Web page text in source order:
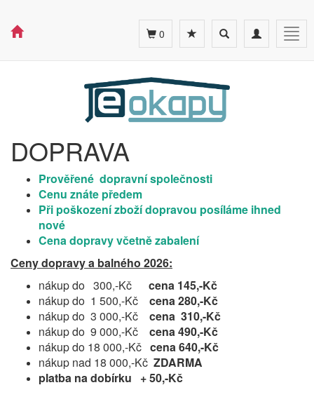
Toggle
navigation
Toggle
search
0
DOPRAVA
Prověřené dopravní společnosti
Cenu znáte předem
Při poškození zboží dopravou posíláme ihned
nové
Cena dopravy včetně zabalení
Ceny dopravy a balného 2026:
nákup do 300,-Kč cena 145,-Kč
nákup do 1 500,-Kč cena 280,-Kč
nákup do 3 000,-Kč cena 310,-Kč
nákup do 9 000,-Kč cena 490,-Kč
nákup do 18 000,-Kč cena 640,-Kč
nákup nad 18 000,-Kč ZDARMA
platba na dobírku + 50,-Kč